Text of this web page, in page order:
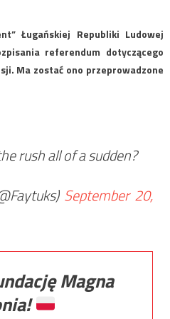
Ługańskiej Republiki Ludowej
referendum dotyczącego
Ma zostać ono przeprowadzone
rush all of a sudden?
September 20,
Magna